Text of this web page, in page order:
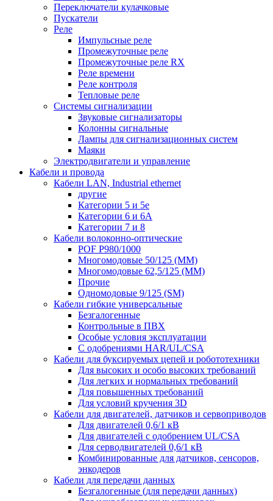
Переключатели кулачковые
Пускатели
Реле
Импульсные реле
Промежуточные реле
Промежуточные реле RX
Реле времени
Реле контроля
Тепловые реле
Системы сигнализации
Звуковые сигнализаторы
Колонны сигнальные
Лампы для сигнализационных систем
Маяки
Электродвигатели и управление
Кабели и провода
Кабели LAN, Industrial ethernet
другие
Категории 5 и 5е
Категории 6 и 6A
Категории 7 и 8
Кабели волоконно-оптические
POF P980/1000
Многомодовые 50/125 (ММ)
Многомодовые 62,5/125 (ММ)
Прочие
Одномодовые 9/125 (SM)
Кабели гибкие универсальные
Безгалогенные
Контрольные в ПВХ
Особые условия эксплуатации
С одобрениями HAR/UL/CSA
Кабели для буксируемых цепей и робототехники
Для высоких и особо высоких требований
Для легких и нормальных требований
Для повышенных требований
Для условий кручения 3D
Кабели для двигателей, датчиков и сервоприводов
Для двигателей 0,6/1 кВ
Для двигателей с одобрением UL/CSA
Для серводвигателей 0,6/1 кВ
Комбинированные для датчиков, cенсоров,
энкодеров
Кабели для передачи данных
Безгалогенные (для передачи данных)